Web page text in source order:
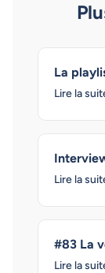
La
Lire la
Lire la
#83 La
Lire la